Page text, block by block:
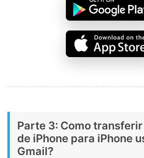
Parte 3: Como
de iPhone para iPhone
Gmail?